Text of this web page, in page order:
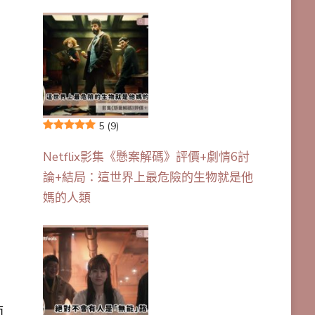
5 (9)
Netflix影集《懸案解碼》評價+劇情6討
論+結局：這世界上最危險的生物就是他
媽的人類